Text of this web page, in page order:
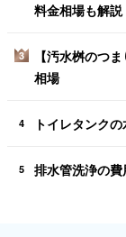
料金相場も解説
3
【汚水桝のつ
相場
4 トイレタンク
5 排水管洗浄の